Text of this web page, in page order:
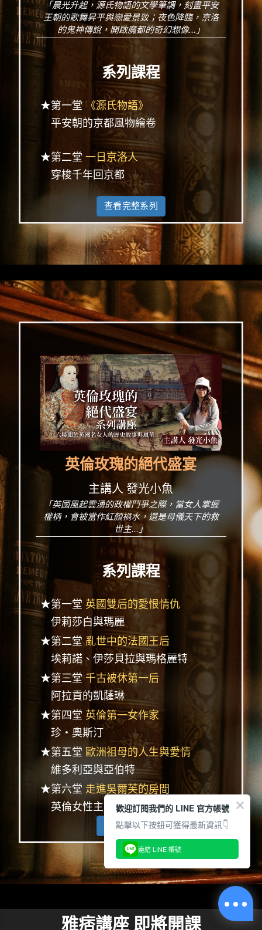
「晨光升起，源氏物語的文學筆調，刻畫平安
王朝的歌舞昇平與戀愛景致；夜色降臨，京洛
的鬼神傳說，開啟魔都的奇幻想像...」
系列課程
★第一堂 《源氏物語》
平安朝的京都風物繪卷
★第二堂 一日京洛人
穿梭千年回京都
查看完整系列
英倫玫瑰的絕代盛宴
主講人 發光小魚
「英國風起雲湧的政權鬥爭之際，當女人掌握
權柄，會被當作紅顏禍水，還是母儀天下的救
世主...」
系列課程
★第一堂 英國雙后的愛恨情仇
伊莉莎白與瑪麗
★第二堂亂世中的法國王后
埃莉諾、伊莎貝拉與瑪格麗特
★第三堂千古被休第一后
阿拉貢的凱薩琳
★第四堂 英倫第一女作家
珍‧奧斯汀
★第五堂 歐洲祖母的人生與愛情
維多利亞與亞伯特
★第六堂 走進吳爾芙的房間
英倫女性主義的成長
查看完整系列
雅痞講座 即將開課
歡迎訂閱我們的 LINE 官方帳號
點擊以下按鈕可獲得最新資訊👇
連結 LINE 帳號